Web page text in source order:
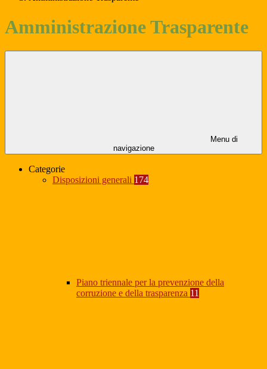
Amministrazione Trasparente
Menu di
navigazione
Categorie
Disposizioni generali 174
Piano triennale per la prevenzione della
corruzione e della trasparenza 11